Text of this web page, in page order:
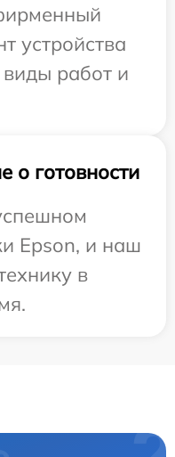
устройства
работ и
о готовности
Epson, и наш
в